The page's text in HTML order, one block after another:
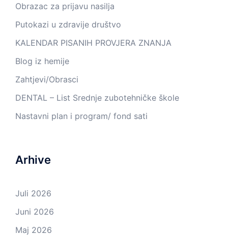
Obrazac za prijavu nasilja
Putokazi u zdravije društvo
KALENDAR PISANIH PROVJERA ZNANJA
Blog iz hemije
Zahtjevi/Obrasci
DENTAL – List Srednje zubotehničke škole
Nastavni plan i program/ fond sati
Arhive
Juli 2026
Juni 2026
Maj 2026